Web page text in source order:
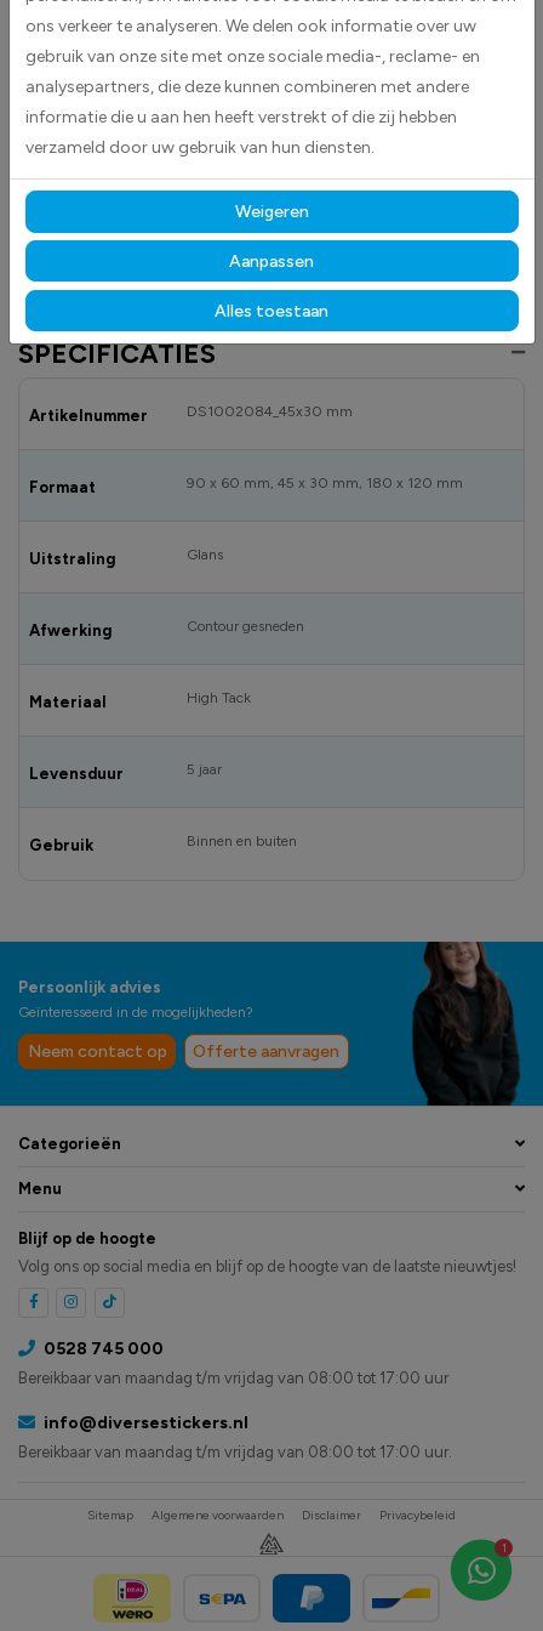
herkenbare vlag van Eiland Man is eenvoudig aan te brengen op gladde
oppervlakken zoals auto’s, laptops en koffers.
Gemaakt van hoogwaardige high-tack folie, hecht deze sticker
betrouwbaar op vrijwel elk oppervlak.Dankzij de duurzame
materialen blijft hij langdurig mooi en goed leesbaar, zowel binnen als
buiten bestand tegen licht, vocht en dagelijks gebruik.
Bekijk ook onze andere vlagstickers
professioneel te markeren.
SPECIFICATIES
Artikelnummer DS1002084_45x30 mm
Formaat 90 x 60 mm, 45 x 30 mm, 180 x 120 mm
Uitstraling Glans
Afwerking Contour gesneden
Materiaal High Tack
Levensduur 5 jaar
Gebruik Binnen en buiten
1
Persoonlijk advies
Geïnteresseerd in de mogelijkheden?
Neem contact op Offerte aanvragen
Categorieën
Menu
Blijf op de hoogte
Volg ons op social media en blijf op de hoogte van de laatste nieuwtjes!
0528 745 000
Bereikbaar van maandag t/m vrijdag van 08:00 tot 17:00 uur
info@diversestickers.nl
Bereikbaar van maandag t/m vrijdag van 08:00 tot 17:00 uur.
Sitemap Algemene voorwaarden Disclaimer Privacybeleid
ons verkeer te analyseren. We delen ook informatie over uw
gebruik van onze site met onze sociale media-, reclame- en
analysepartners, die deze kunnen combineren met andere
informatie die u aan hen heeft verstrekt of die zij hebben
verzameld door uw gebruik van hun diensten.
Weigeren
Aanpassen
Alles toestaan